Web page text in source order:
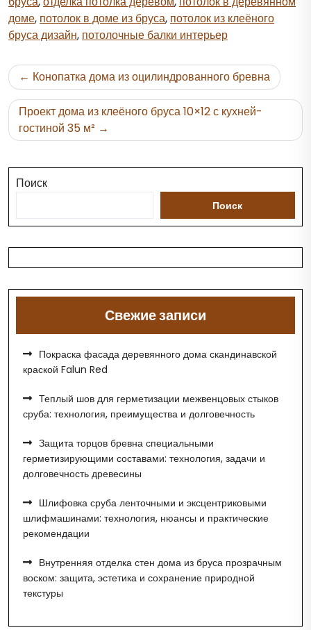
доме, потолок в доме из бруса, потолок из клеёного
бруса дизайн, потолочные балки интерьер
Навигация
по
записям
Конопатка дома из оцилиндрованного бревна
Проект дома из клеёного бруса 10×12 с кухней-
гостиной 35 м²
Поиск
Поиск
Свежие записи
Покраска фасада деревянного дома скандинавской
краской Falun Red
Теплый шов для герметизации межвенцовых стыков
сруба: технология, преимущества и долговечность
Защита торцов бревна специальными
герметизирующими составами: технология, задачи и
долговечность древесины
Шлифовка сруба ленточными и эксцентриковыми
шлифмашинами: технология, нюансы и практические
рекомендации
Внутренняя отделка стен дома из бруса прозрачным
воском: защита, эстетика и сохранение природной
текстуры